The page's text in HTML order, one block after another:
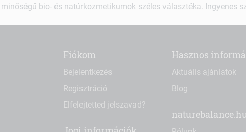
minőségű bio- és natúrkozmetikumok széles választéka. Ingyenes
Fiókom
Bejelentkezés
Regisztráció
Elfelejtetted jelszavad?
Hasznos
Aktuális ajánlatok
Blog